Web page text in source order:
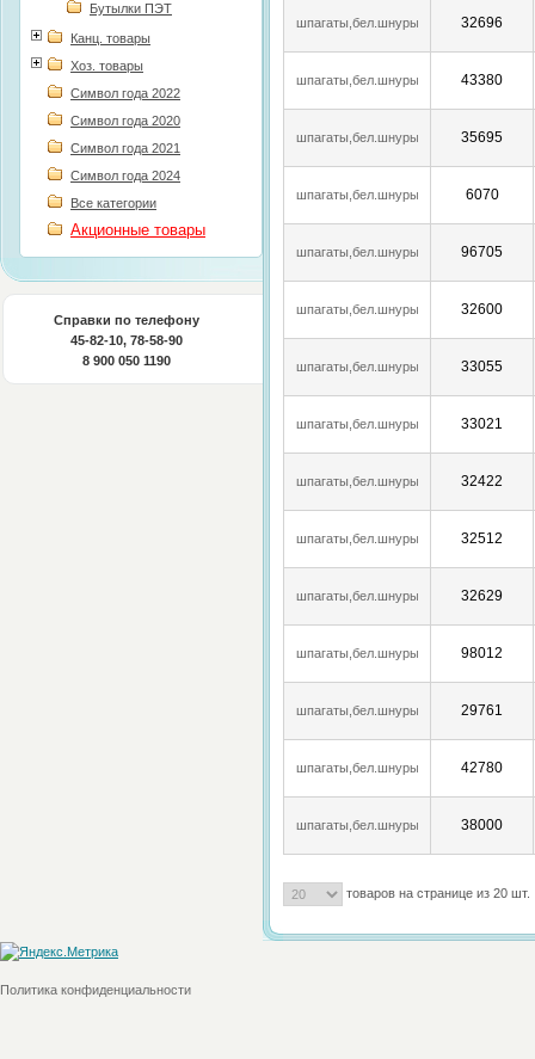
Бутылки ПЭТ
Канц. товары
Хоз. товары
Символ года 2022
Символ года 2020
Символ года 2021
Символ года 2024
Все категории
Акционные товары
Справки по телефону
45-82-10, 78-58-90
8 900 050 1190
шпагаты,бел.шнуры 32696
шпагаты,бел.шнуры 43380
шпагаты,бел.шнуры 35695
шпагаты,бел.шнуры 6070
шпагаты,бел.шнуры 96705
шпагаты,бел.шнуры 32600
шпагаты,бел.шнуры 33055
шпагаты,бел.шнуры 33021
шпагаты,бел.шнуры 32422
шпагаты,бел.шнуры 32512
шпагаты,бел.шнуры 32629
шпагаты,бел.шнуры 98012
шпагаты,бел.шнуры 29761
шпагаты,бел.шнуры 42780
шпагаты,бел.шнуры 38000
товаров на странице из 20 шт.
Политика конфиденциальности